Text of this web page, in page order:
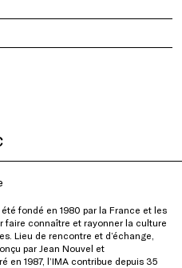
fondé en 1980 par la France et les
faire connaître et rayonner la culture
Lieu de rencontre et d’échange,
par Jean Nouvel et
en 1987, l’IMA contribue depuis 35